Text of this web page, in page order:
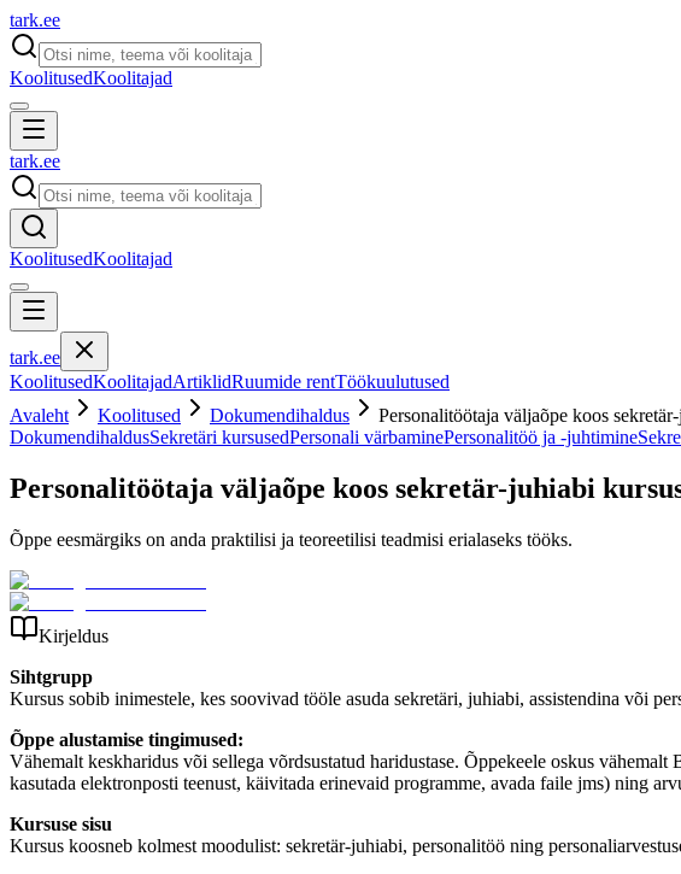
tark.ee
KoolitusedKoolitajad
tark.ee
KoolitusedKoolitajad
tark.ee
KoolitusedKoolitajadArtiklidRuumide rentTöökuulutused
Avaleht
Koolitused Dokumendihaldus
Personalitöötaja väljaõpe koos
DokumendihaldusSekretäri kursusedPersonali värbaminePersonalitöö ja -juhtimine
Personalitöötaja väljaõpe koos sekretär-juhiabi
Õppe eesmärgiks on anda praktilisi ja teoreetilisi teadmisi erialaseks tööks.
Kirjeldus
Sihtgrupp
Kursus sobib inimestele, kes soovivad tööle asuda sekretäri, juhiabi, assistendina või
Õppe alustamise tingimused:
Vähemalt keskharidus või sellega võrdsustatud haridustase. Õppekeele oskus
kasutada elektronposti teenust, käivitada erinevaid programme, avada faile jms) ning
Kursuse sisu
Kursus koosneb kolmest moodulist: sekretär-juhiabi, personalitöö ning